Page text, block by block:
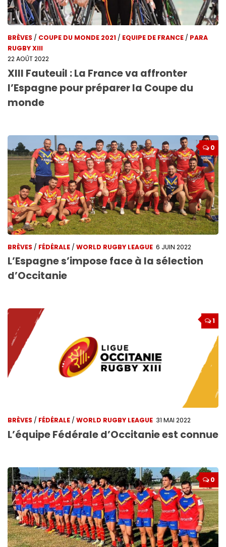
BRÈVES / COUPE DU MONDE 2021 / EQUIPE DE FRANCE / PARA
RUGBY XIII
22 AOÛT 2022
XIII Fauteuil : La France va affronter
l’Espagne pour préparer la Coupe du
monde
0
BRÈVES / FÉDÉRALE / WORLD RUGBY LEAGUE 6 JUIN 2022
L’Espagne s’impose face à la sélection
d’Occitanie
1
BRÈVES / FÉDÉRALE / WORLD RUGBY LEAGUE 31 MAI 2022
L’équipe Fédérale d’Occitanie est connue
0